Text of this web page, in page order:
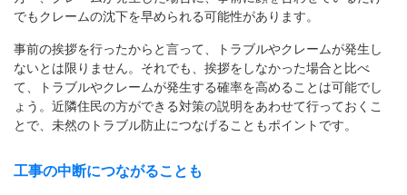
でもクレームの沈下を早められる可能性があります。
事前の挨拶を行ったからと言って、トラブルやクレームが発生し
ないとは限りません。それでも、挨拶をしなかった場合と比べ
て、トラブルやクレームが発生する確率を高めることは可能でし
ょう。近隣住民の方ができる対策の説明をあわせて行っておくこ
とで、未然のトラブル防止につなげることもポイントです。
工事の中断につながることも